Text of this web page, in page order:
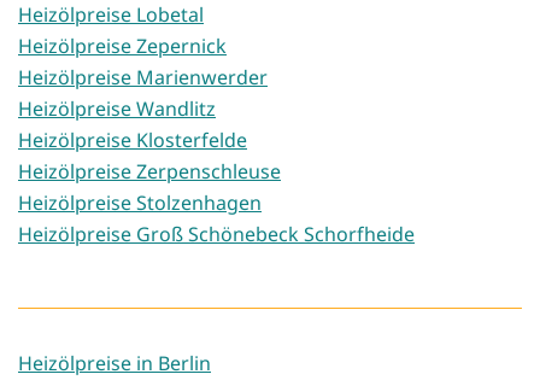
Heizölpreise Lobetal
Heizölpreise Zepernick
Heizölpreise Marienwerder
Heizölpreise Wandlitz
Heizölpreise Klosterfelde
Heizölpreise Zerpenschleuse
Heizölpreise Stolzenhagen
Heizölpreise Groß Schönebeck Schorfheide
Heizölpreise in Berlin